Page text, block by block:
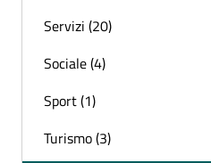
Servizi (20)
Sociale (4)
Sport (1)
Turismo (3)